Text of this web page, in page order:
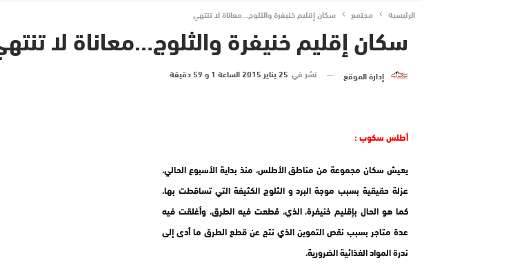
الرئيسية مجتمع سكان إقليم خنيفرة والثلوج…معاناة لا تنتهي
سكان إقليم خنيفرة والثلوج…معاناة لا
إدارة الموقع نشر في 25 يناير 2015 الساعة 1 و 59 دقيقة
أطلس سكوب :
يعيش سكان مجموعة من مناطق الأطلس، منذ بداية الأسبوع الحالي،
عزلة حقيقية بسبب موجة البرد و الثلوج الكثيفة التي تساقطت بها،
كما هو الحال بإقليم خنيفرة، الذي، قطعت فيه الطرق، وأغلقت فيه
عدة متاجر بسبب نقص التموين الذي نتج عن قطع الطرق ما أدى إلى
ندرة المواد الغذائية الضرورية.